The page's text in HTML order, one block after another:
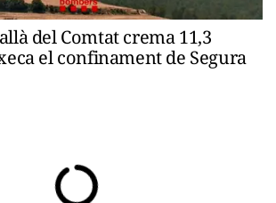
del Comtat crema 11,3
el confinament de Segura